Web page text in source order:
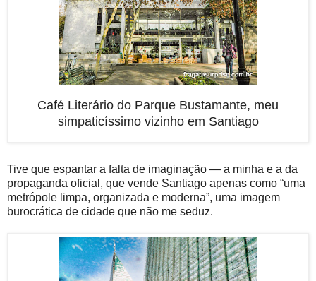
Café Literário do Parque Bustamante, meu
simpaticíssimo vizinho em Santiago
Tive que espantar a falta de imaginação — a minha e a da
propaganda oficial, que vende Santiago apenas como “uma
metrópole limpa, organizada e moderna”, uma imagem
burocrática de cidade que não me seduz.